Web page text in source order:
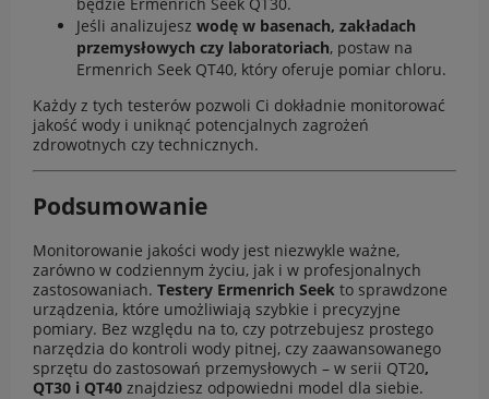
Jeśli analizujesz wodę w basenach, zakładach
przemysłowych czy laboratoriach, postaw na
Ermenrich Seek QT40, który oferuje pomiar chloru.
Każdy z tych testerów pozwoli Ci dokładnie monitorować
jakość wody i uniknąć potencjalnych zagrożeń
zdrowotnych czy technicznych.
Podsumowanie
Monitorowanie jakości wody jest niezwykle ważne,
zarówno w codziennym życiu, jak i w profesjonalnych
zastosowaniach. Testery Ermenrich Seek to sprawdzone
urządzenia, które umożliwiają szybkie i precyzyjne
pomiary. Bez względu na to, czy potrzebujesz prostego
narzędzia do kontroli wody pitnej, czy zaawansowanego
sprzętu do zastosowań przemysłowych – w serii QT20,
QT30 i QT40 znajdziesz odpowiedni model dla siebie.